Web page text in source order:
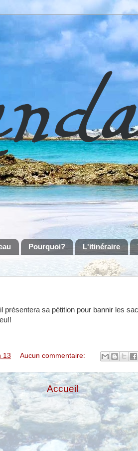
Pourquoi? L'itinéraire
présentera sa pétition pour bannir les
13 Aucun commentaire:
Accueil